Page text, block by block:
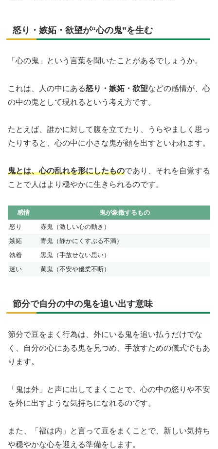
怒り・嫉妬・欲望が“心の鬼”を生む
「心の鬼」という言葉を聞いたことがあるでしょうか。
これは、人の中にある怒り・嫉妬・欲望などの感情が、心
の中の鬼として現れるという考え方です。
たとえば、誰かに対して腹を立てたり、うらやましく思っ
たりすると、心の中に小さな鬼が顔を出すといわれます。
鬼とは、心の乱れを形にしたものであり、それを自覚する
ことで人はより穏やかに生きられるのです。
感情
鬼が象徴するもの
怒り
赤鬼（激しい心の動き）
嫉妬
青鬼（静かにくすぶる不満）
執着
黒鬼（手放せない思い）
迷い
黄鬼（不安や優柔不断）
節分で自分の中の鬼を追い出す意味
節分で豆をまく行為は、外にいる鬼を追い払うだけでな
く、自分の心にある鬼を見つめ、手放すための儀式でもあ
ります。
「鬼は外」と声に出してまくことで、心の中の怒りや不安
を外に出すような気持ちになれるのです。
また、「福は内」と言って豆をまくことで、新しい気持ち
や穏やかな心を迎える準備をします。